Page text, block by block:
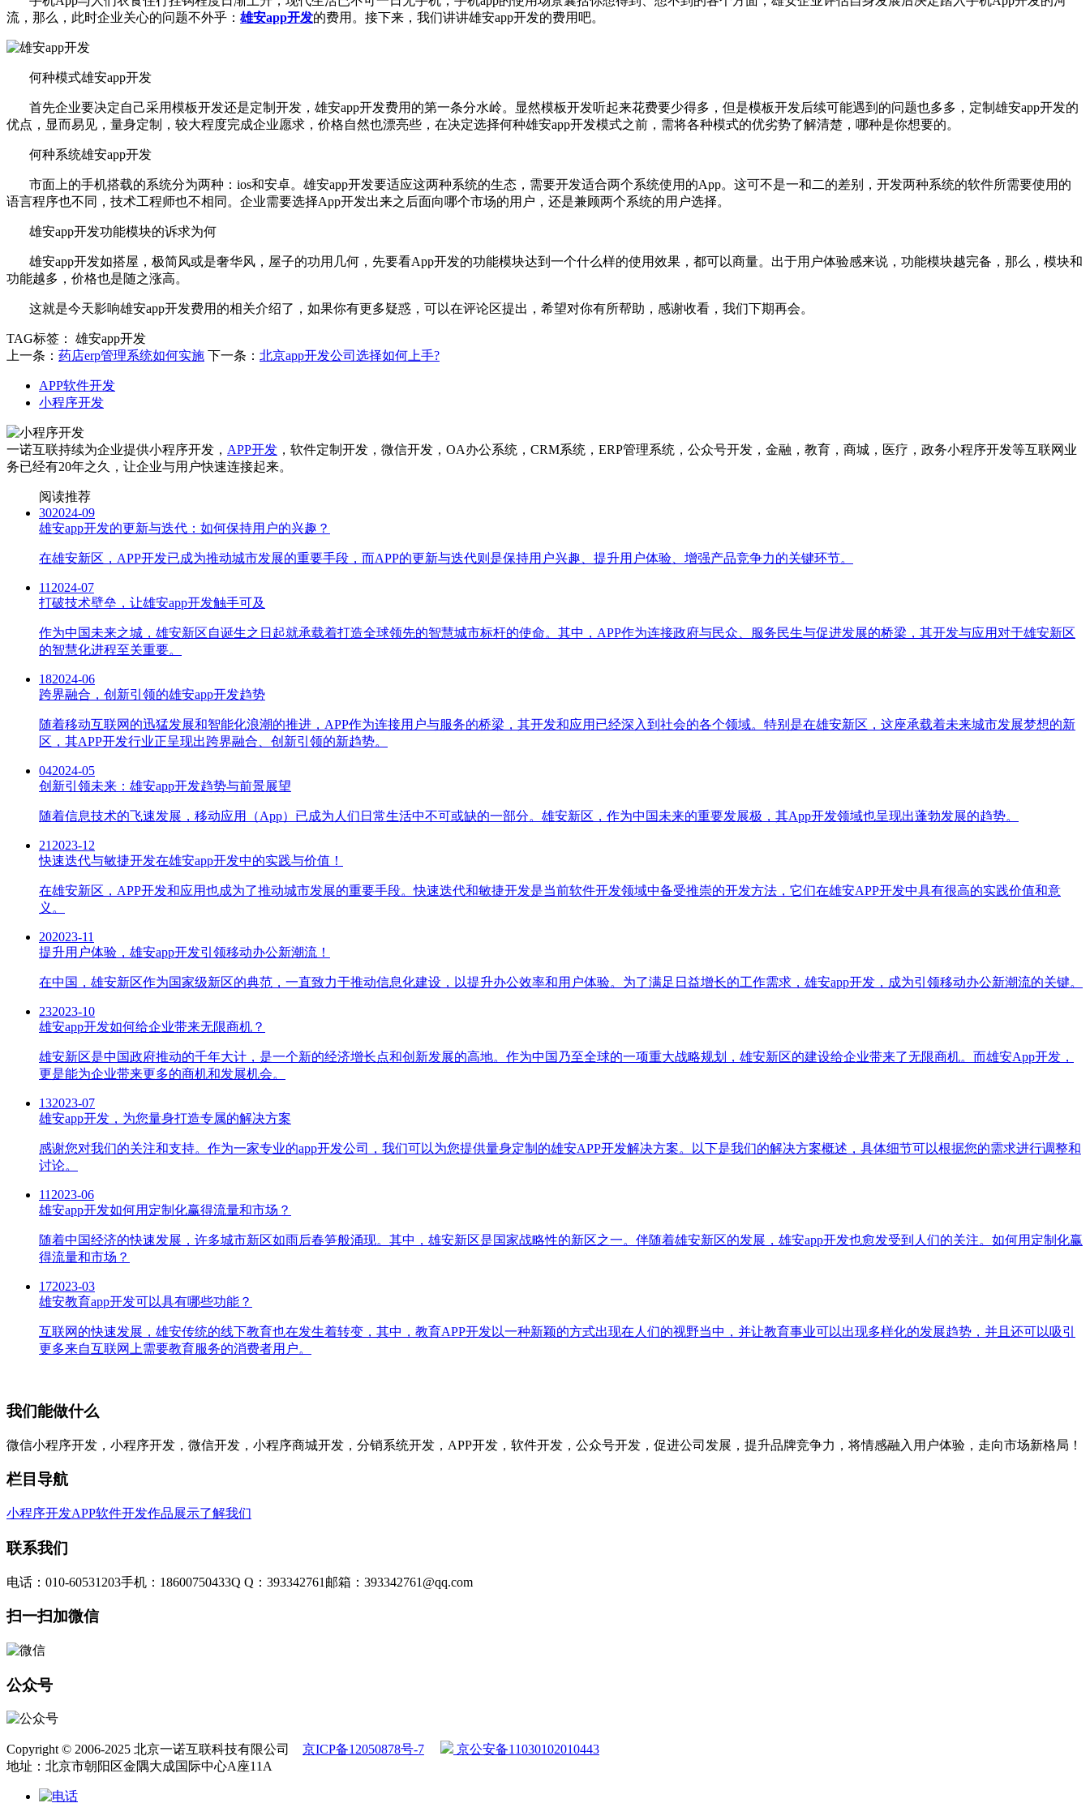
流，那么，此时企业关心的问题不外乎： 雄安app开发的费用。接下来，我们讲讲雄安app开发的费用吧。
何种模式雄安app开发
首先企业要决定自己采用模板开发还是定制开发，雄安app开发费用的第一条分水岭。显然模板开发听起来花费要少得多，但是模板开发后续可能遇到的问题也多多，定制雄安app开发的
优点，显而易见，量身定制，较大程度完成企业愿求，价格自然也漂亮些，在决定选择何种雄安app开发模式之前，需将各种模式的优劣势了解清楚，哪种是你想要的。
何种系统雄安app开发
市面上的手机搭载的系统分为两种：ios和安卓。雄安app开发要适应这两种系统的生态，需要开发适合两个系统使用的App。这可不是一和二的差别，开发两种系统的软件所需要使用的
语言程序也不同，技术工程师也不相同。企业需要选择App开发出来之后面向哪个市场的用户，还是兼顾两个系统的用户选择。
雄安app开发功能模块的诉求为何
雄安app开发如搭屋，极简风或是奢华风，屋子的功用几何，先要看App开发的功能模块达到一个什么样的使用效果，都可以商量。出于用户体验感来说，功能模块越完备，那么，模块和
功能越多，价格也是随之涨高。
这就是今天影响雄安app开发费用的相关介绍了，如果你有更多疑惑，可以在评论区提出，希望对你有所帮助，感谢收看，我们下期再会。
TAG标签：
雄安app开发
上一条： 药店erp管理系统如何实施 下一条： 北京app开发公司选择如何上手?
APP软件开发
小程序开发
一诺互联持续为企业提供小程序开发， APP开发 ，软件定制开发，微信开发，OA办公系统，CRM系统，ERP管理系统，公众号开发，金融，教育，商城，医疗，政务小程序开发等互联网业
务已经有20年之久，让企业与用户快速连接起来。
阅读推荐
302024-09
雄安app开发的更新与迭代：如何保持用户的兴趣？
在雄安新区，APP开发已成为推动城市发展的重要手段，而APP的更新与迭代则是保持用户兴趣、提升用户体验、增强产品竞争力的关键环节。
11 2024-07
打破技术壁垒，让雄安app开发触手可及
作为中国未来之城，雄安新区自诞生之日起就承载着打造全球领先的智慧城市标杆的使命。其中，APP作为连接政府与民众、服务民生与促进发展的桥梁，其开发与应用对于雄安新区
的智慧化进程至关重要。
182024-06
跨界融合，创新引领的雄安app开发趋势
随着移动互联网的迅猛发展和智能化浪潮的推进，APP作为连接用户与服务的桥梁，其开发和应用已经深入到社会的各个领域。特别是在雄安新区，这座承载着未来城市发展梦想的新
区，其APP开发行业正呈现出跨界融合、创新引领的新趋势。
042024-05
创新引领未来：雄安app开发趋势与前景展望
随着信息技术的飞速发展，移动应用（App）已成为人们日常生活中不可或缺的一部分。雄安新区，作为中国未来的重要发展极，其App开发领域也呈现出蓬勃发展的趋势。
21 2023-12
快速迭代与敏捷开发在雄安app开发中的实践与价值！
在雄安新区，APP开发和应用也成为了推动城市发展的重要手段。快速迭代和敏捷开发是当前软件开发领域中备受推崇的开发方法，它们在雄安APP开发中具有很高的实践价值和意
义。
202023-11
提升用户体验，雄安app开发引领移动办公新潮流！
在中国，雄安新区作为国家级新区的典范，一直致力于推动信息化建设，以提升办公效率和用户体验。为了满足日益增长的工作需求，雄安app开发，成为引领移动办公新潮流的关键。
232023-10
雄安app开发如何给企业带来无限商机？
雄安新区是中国政府推动的千年大计，是一个新的经济增长点和创新发展的高地。作为中国乃至全球的一项重大战略规划，雄安新区的建设给企业带来了无限商机。而雄安App开发，
更是能为企业带来更多的商机和发展机会。
132023-07
雄安app开发，为您量身打造专属的解决方案
感谢您对我们的关注和支持。作为一家专业的app开发公司，我们可以为您提供量身定制的雄安APP开发解决方案。以下是我们的解决方案概述，具体细节可以根据您的需求进行调整和
讨论。
11 2023-06
雄安app开发如何用定制化赢得流量和市场？
随着中国经济的快速发展，许多城市新区如雨后春笋般涌现。其中，雄安新区是国家战略性的新区之一。伴随着雄安新区的发展，雄安app开发也愈发受到人们的关注。如何用定制化赢
得流量和市场？
172023-03
雄安教育app开发可以具有哪些功能？
互联网的快速发展，雄安传统的线下教育也在发生着转变，其中，教育APP开发以一种新颖的方式出现在人们的视野当中，并让教育事业可以出现多样化的发展趋势，并且还可以吸引
更多来自互联网上需要教育服务的消费者用户。
我们能做什么
微信小程序开发，小程序开发，微信开发，小程序商城开发，分销系统开发，APP开发，软件开发，公众号开发，促进公司发展，提升品牌竞争力，将情感融入用户体验，走向市场新格局！
栏目导航
小程序开发APP软件开发作品展示了解我们
联系我们
电话：010-60531203手机：18600750433Q Q：393342761 邮箱：393342761@qq.com
扫一扫加微信
公众号
Copyright © 2006-2025 北京一诺互联科技有限公司 京ICP备12050878号-7
京公安备11030102010443
地址：北京市朝阳区金隅大成国际中心A座11A